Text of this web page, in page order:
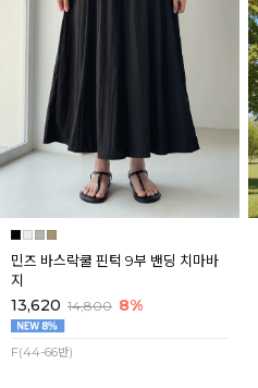
민즈 바스락쿨 핀턱 9부 밴딩 치마바
지
13,620 14,800 8%
F(44-66반)